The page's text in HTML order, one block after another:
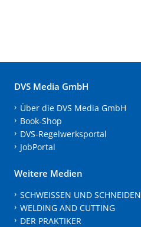
DVS Media GmbH
Über die DVS Media GmbH
Book-Shop
DVS-Regelwerksportal
JobPortal
Weitere Medien
SCHWEISSEN UND SCHNEIDEN
WELDING AND CUTTING
DER PRAKTIKER